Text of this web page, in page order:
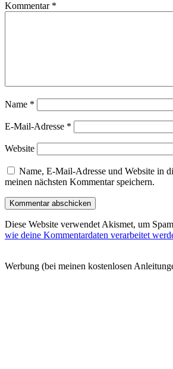
Kommentar *
Name *
E-Mail-Adresse *
Website
Name, E-Mail-Adresse und Website in
meinen nächsten Kommentar speichern.
Diese Website verwendet Akismet, um
wie deine Kommentardaten verarbeitet
Werbung (bei meinen kostenlosen